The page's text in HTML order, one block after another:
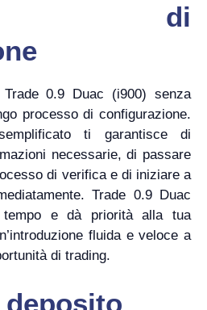
di
0.9 Duac (i900) senza
processo di configurazione.
ti garantisce di
necessarie, di passare
di verifica e di iniziare a
Trade 0.9 Duac
e dà priorità alla tua
fluida e veloce a
di trading.